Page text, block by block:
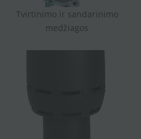
Tvirtinimo ir sandarinimo
medžiagos